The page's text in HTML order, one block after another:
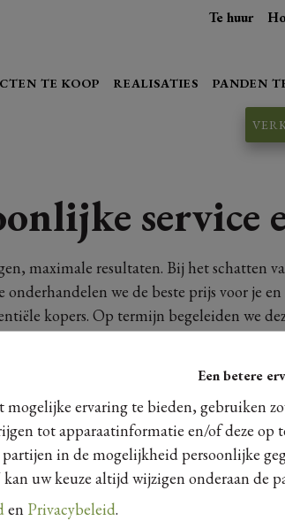
Een betere
mogelijke ervaring te bieden, gebruiken
tot apparaatinformatie en/of deze op
in de mogelijkheid persoonlijke
kan uw keuze altijd wijzigen onderaan de
en Privacybeleid.
Te huur
TE KOOP REALISATIES PANDEN
service
maximale resultaten. Bij het schatten
onderhandelen we de beste prijs voor je
kopers. Op termijn begeleiden we
of mailen en ons team staat voor je